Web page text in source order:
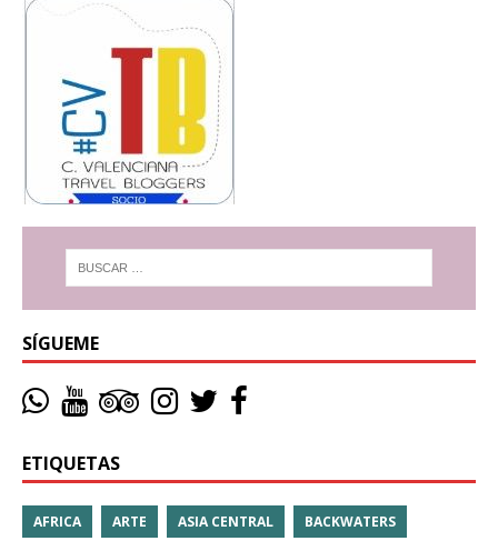
SÍGUEME
ETIQUETAS
AFRICA ARTE ASIA CENTRAL BACKWATERS